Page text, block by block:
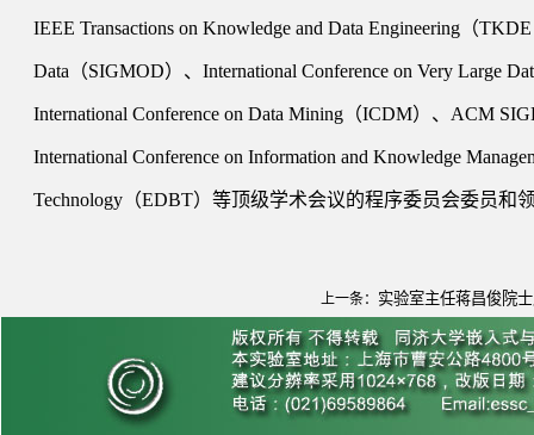
IEEE Transactions on Knowledge and Data Engineering（
Data（SIGMOD）、International Conference on Very Large
International Conference on Data Mining（ICDM）、ACM
International Conference on Information and Knowledge
Technology（EDBT）等顶级学术会议的程序委员会委员
上一条： 实验室主任蒋昌俊院